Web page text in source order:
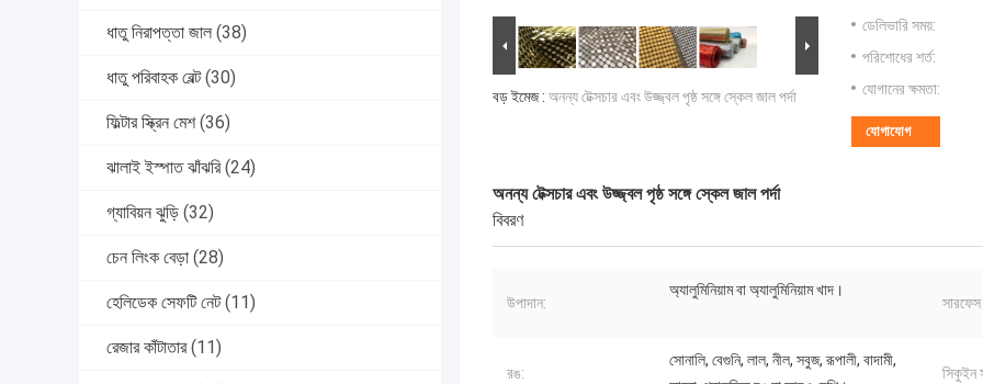
ধাতু নিরাপত্তা জাল (38)
ধাতু পরিবাহক বেল্ট (30)
ফিল্টার স্ক্রিন মেশ (36)
ঝালাই ইস্পাত ঝাঁঝরি (24)
গ্যাবিয়ন ঝুড়ি (32)
চেন লিংক বেড়া (28)
হেলিডেক সেফটি নেট (11)
রেজার কাঁটাতার (11)
বড় ইমেজ : অনন্য টেক্সচার এবং উজ্জ্বল পৃষ্ঠ সঙ্গে স্কেল জাল পর্দা
ডেলিভারি সময়:
পরিশোধের শর্ত:
যোগানের ক্ষমতা:
যোগাযোগ
অনন্য টেক্সচার এবং উজ্জ্বল পৃষ্ঠ সঙ্গে স্কেল জাল পর্দা
বিবরণ
উপাদান:
অ্যালুমিনিয়াম বা অ্যালুমিনিয়াম খাদ।
সারফেস
রঙ:
সোনালি, বেগুনি, লাল, নীল, সবুজ, রূপালী, বাদামী,
সিকুইন